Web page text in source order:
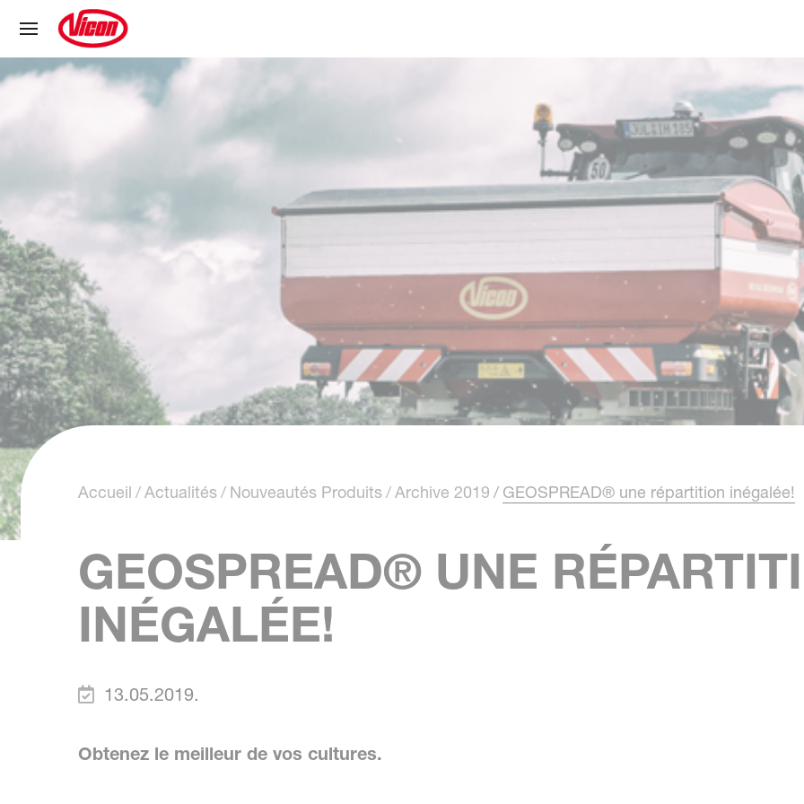
Accueil Actualités Nouveautés Produits Archive 2019 GEOSPREAD® une répartition inégalée!
GEOSPREAD® UNE
INÉGALÉE!
13.05.2019.
Obtenez le meilleur de vos cultures.
Panneau de gestion des cookies